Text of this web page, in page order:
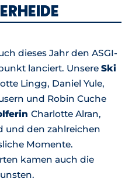
dieses Jahr den ASGI-
lanciert. Unsere Ski
Lingg, Daniel Yule,
und Robin Cuche
Charlotte Alran,
und den zahlreichen
Momente.
kamen auch die